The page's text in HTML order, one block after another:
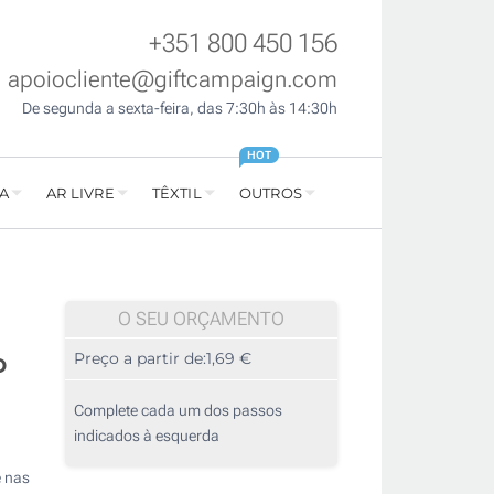
+351 800 450 156
apoiocliente@giftcampaign.com
De segunda a sexta-feira, das 7:30h às 14:30h
AR LIVRE TÊXTIL OUTROS
HOT
nas
O SEU ORÇAMENTO
Preço a partir de:1,69 €
Complete cada um dos passos
indicados à esquerda